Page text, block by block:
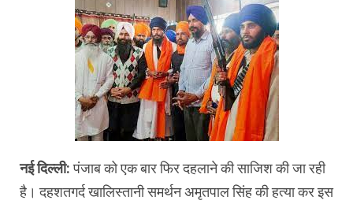
नई दिल्ली:पंजाब को एक बार फिर दहलाने की साजिश की जा रही
है। दहशतगर्द खालिस्तानी समर्थन अमृतपाल सिंह की हत्या कर इस